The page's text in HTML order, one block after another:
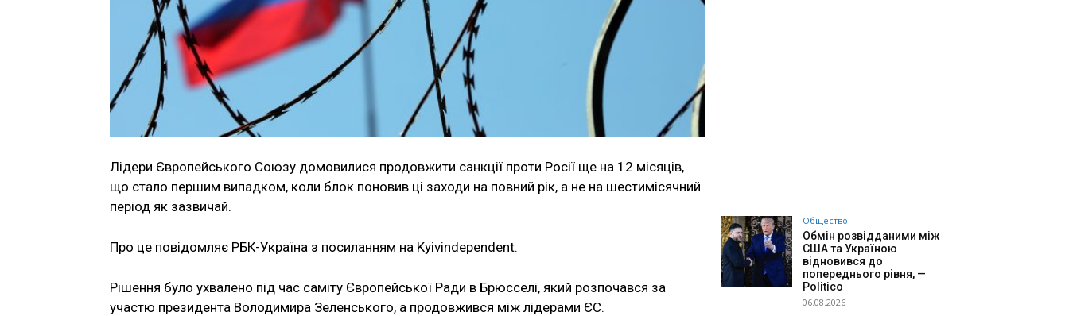
Лідери Європейського Союзу домовилися продовжити санкції проти Росії ще на 12 місяців,
що стало першим випадком, коли блок поновив ці заходи на повний рік, а не на шестимісячний
період як зазвичай.
Про це повідомляє РБК-Україна з посиланням на Kyivindependent.
Рішення було ухвалено під час саміту Європейської Ради в Брюсселі, який розпочався за
участю президента Володимира Зеленського, а продовжився між лідерами ЄС.
Общество
Обмін розвідданими між
США та Україною
відновився до
попереднього рівня, —
Politico
06.08.2026